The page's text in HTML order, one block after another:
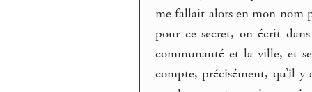
me fallait alors en mon nom
pour ce secret, on écrit
communauté et la ville, et
compte, précisément, qu’il